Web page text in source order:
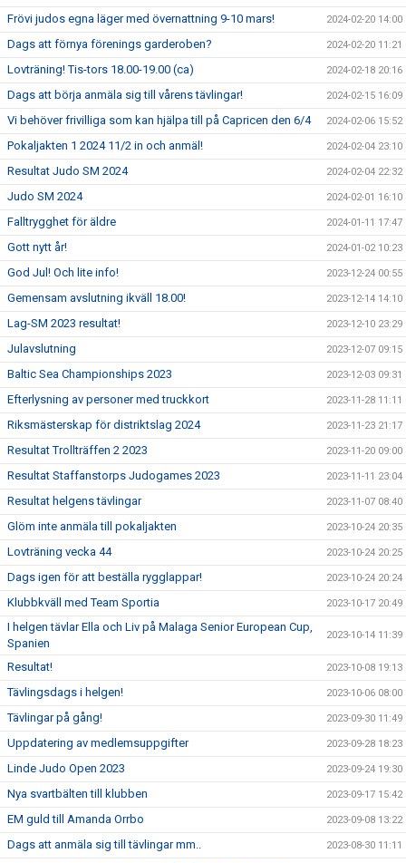
Frövi judos egna läger med övernattning 9-10 mars! 2024-02-20 14:00
Dags att förnya förenings garderoben? 2024-02-20 11:21
Lovträning! Tis-tors 18.00-19.00 (ca) 2024-02-18 20:16
Dags att börja anmäla sig till vårens tävlingar! 2024-02-15 16:09
Vi behöver frivilliga som kan hjälpa till på Capricen den 6/4 2024-02-06 15:52
Pokaljakten 1 2024 11/2 in och anmäl! 2024-02-04 23:10
Resultat Judo SM 2024 2024-02-04 22:32
Judo SM 2024 2024-02-01 16:10
Falltrygghet för äldre 2024-01-11 17:47
Gott nytt år! 2024-01-02 10:23
God Jul! Och lite info! 2023-12-24 00:55
Gemensam avslutning ikväll 18.00! 2023-12-14 14:10
Lag-SM 2023 resultat! 2023-12-10 23:29
Julavslutning 2023-12-07 09:15
Baltic Sea Championships 2023 2023-12-03 09:31
Efterlysning av personer med truckkort 2023-11-28 11:11
Riksmästerskap för distriktslag 2024 2023-11-23 21:17
Resultat Trollträffen 2 2023 2023-11-20 09:00
Resultat Staffanstorps Judogames 2023 2023-11-11 23:04
Resultat helgens tävlingar 2023-11-07 08:40
Glöm inte anmäla till pokaljakten 2023-10-24 20:35
Lovträning vecka 44 2023-10-24 20:25
Dags igen för att beställa rygglappar! 2023-10-24 20:24
Klubbkväll med Team Sportia 2023-10-17 20:49
I helgen tävlar Ella och Liv på Malaga Senior European Cup,
Spanien
2023-10-14 11:39
Resultat! 2023-10-08 19:13
Tävlingsdags i helgen! 2023-10-06 08:00
Tävlingar på gång! 2023-09-30 11:49
Uppdatering av medlemsuppgifter 2023-09-28 18:23
Linde Judo Open 2023 2023-09-24 19:30
Nya svartbälten till klubben 2023-09-17 15:42
EM guld till Amanda Orrbo 2023-09-08 13:22
Dags att anmäla sig till tävlingar mm.. 2023-08-30 11:11